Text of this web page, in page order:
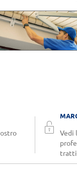
Vedi